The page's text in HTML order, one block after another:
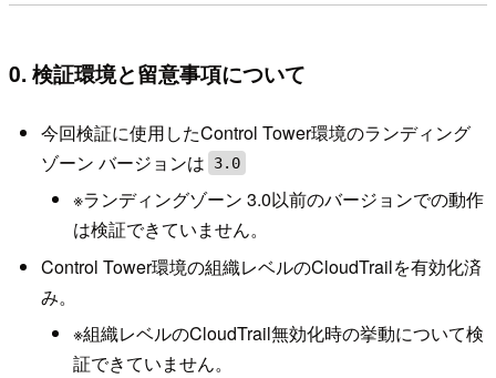
0. 検証環境と留意事項について
今回検証に使用したControl Tower環境のランディング
ゾーン バージョンは
3.0
※ランディングゾーン 3.0以前のバージョンでの動作
は検証できていません。
Control Tower環境の組織レベルのCloudTrailを有効化済
み。
※組織レベルのCloudTrail無効化時の挙動について検
証できていません。